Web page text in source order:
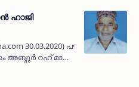
ഹാജി
30.03.2020) പൗര
അബ്ദുര്‍ റഹ് മാന്‍
നാളായി രോഗ